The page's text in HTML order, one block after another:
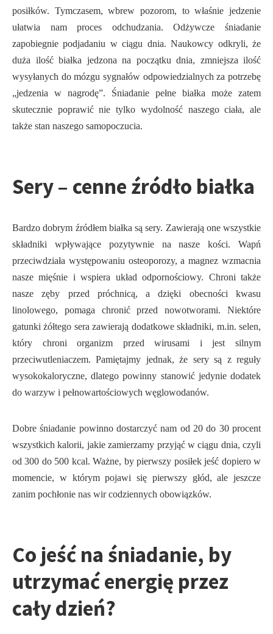
posiłków. Tymczasem, wbrew pozorom, to właśnie jedzenie
ułatwia nam proces odchudzania. Odżywcze śniadanie
zapobiegnie podjadaniu w ciągu dnia. Naukowcy odkryli, że
duża ilość białka jedzona na początku dnia, zmniejsza ilość
wysyłanych do mózgu sygnałów odpowiedzialnych za potrzebę
„jedzenia w nagrodę”. Śniadanie pełne białka może zatem
skutecznie poprawić nie tylko wydolność naszego ciała, ale
także stan naszego samopoczucia.
Sery – cenne źródło białka
Bardzo dobrym źródłem białka są sery. Zawierają one wszystkie
składniki wpływające pozytywnie na nasze kości. Wapń
przeciwdziała występowaniu osteoporozy, a magnez wzmacnia
nasze mięśnie i wspiera układ odpornościowy. Chroni także
nasze zęby przed próchnicą, a dzięki obecności kwasu
linolowego, pomaga chronić przed nowotworami. Niektóre
gatunki żółtego sera zawierają dodatkowe składniki, m.in. selen,
który chroni organizm przed wirusami i jest silnym
przeciwutleniaczem. Pamiętajmy jednak, że sery są z reguły
wysokokaloryczne, dlatego powinny stanowić jedynie dodatek
do warzyw i pełnowartościowych węglowodanów.
Dobre śniadanie powinno dostarczyć nam od 20 do 30 procent
wszystkich kalorii, jakie zamierzamy przyjąć w ciągu dnia, czyli
od 300 do 500 kcal. Ważne, by pierwszy posiłek jeść dopiero w
momencie, w którym pojawi się pierwszy głód, ale jeszcze
zanim pochłonie nas wir codziennych obowiązków.
Co jeść na śniadanie, by
utrzymać energię przez
cały dzień?